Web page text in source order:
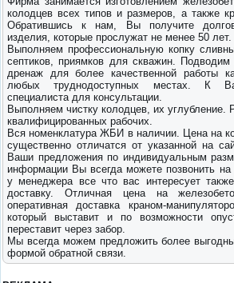
колодцев всех типов и размеров, а также
Обратившись к нам, Вы получите
изделия, которые прослужат не менее 50 лет.
Выполняем профессиональную копку
септиков, приямков для скважин.
дренаж для более качественной работы
любых труднодоступных местах. К
специалиста для консультации.
Выполняем чистку колодцев, их углубление.
квалифицированных рабочих.
Вся номенклатура ЖБИ в наличии. Цена на
существенно отличатся от указанной на
Ваши предложения по индивидуальным
информации Вы всегда можете позвонить
у менеджера все что вас интересует
доставку. Отличная цена на
оперативная доставка краном-
который выставит и по возможности
переставит через забор.
Мы всегда можем предложить более
формой обратной связи.